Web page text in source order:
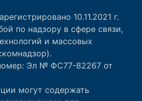
10.11.2021 г.
по надзору в сфере связи,
и массовых
Эл № ФС77-82267 от
могут содержать